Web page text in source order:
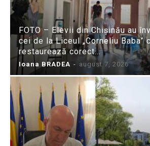
FOTO – Elevii din Chișinău au
cei de la Liceul „Corneliu Baba”
restaurează corect...
Ioana BRADEA - august 7, 2026